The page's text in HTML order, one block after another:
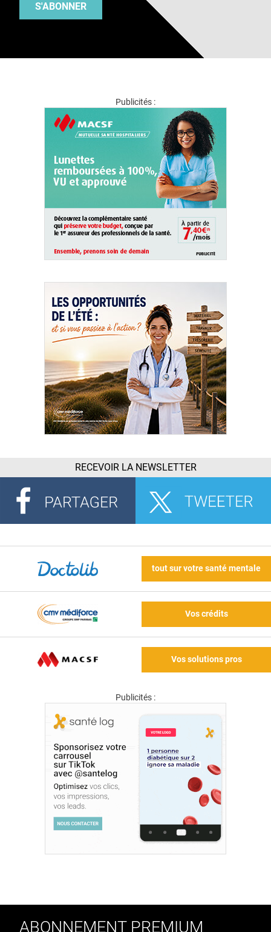
S'ABONNER
Publicités :
RECEVOIR LA NEWSLETTER
tout sur votre santé mentale
Vos crédits
Vos solutions pros
Publicités :
ABONNEMENT PREMIUM